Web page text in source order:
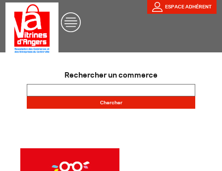
ESPACE ADHÉRENT
Rechercher un commerce